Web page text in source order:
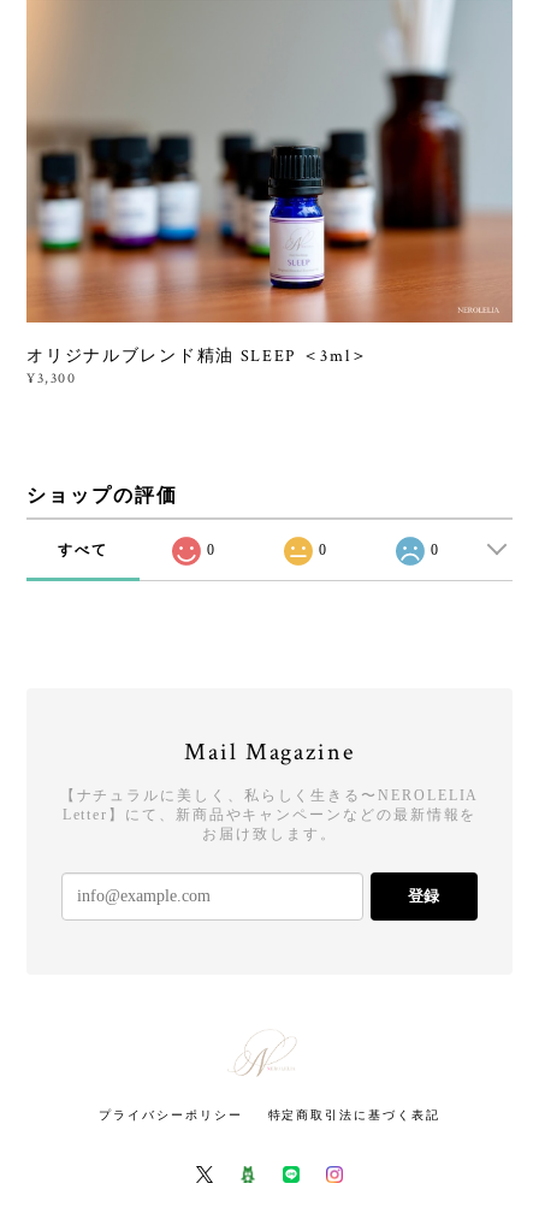
オリジナルブレンド精油 SLEEP ＜3ml＞
¥3,300
ショップの評価
すべて 0 0 0
Mail Magazine
【ナチュラルに美しく、私らしく生きる〜NEROLELIA
Letter】にて、新商品やキャンペーンなどの最新情報を
お届け致します。
登録
プライバシーポリシー 特定商取引法に基づく表記